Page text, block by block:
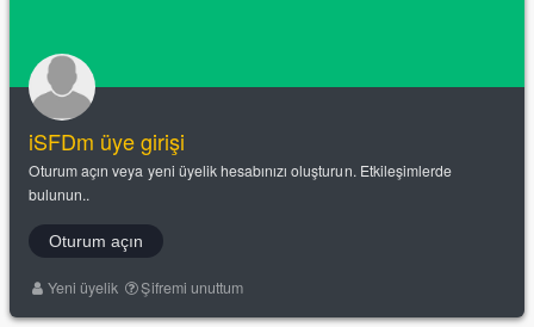
iSFDm üye girişi
Oturum açın veya yeni üyelik hesabınızı oluşturun. Etkileşimlerde
bulunun..
Oturum açın
Yeni üyelik Şifremi unuttum